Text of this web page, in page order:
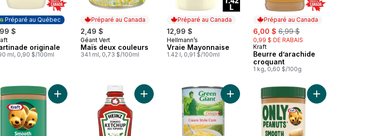
Préparé au Québec
$
au Québec
originale
ml, 0,90 $/100ml
Préparé au Canada
2,49 $
Préparé au Canada
Géant Vert
Maïs deux couleurs
341 ml, 0,73 $/100ml
Préparé au Canada
12,99 $
Préparé au Canada
Hellmann’s
Vraie Mayonnaise
1.42 l, 0,91 $/100ml
Préparé au Canada
sale:
6,00 $ , formerly:
6,99 $
0,99 $ DE RABAIS
Préparé au Canada
Kraft
Beurre d’arachide
croquant
1 kg, 0,60 $/100g
d’arachide crémeux au panier
Ajouter Beurre d’arachide crémeux au panierAjouter Ketchup aux tomates au panierAjouter Maïs en crème au panierAjouter Beurre